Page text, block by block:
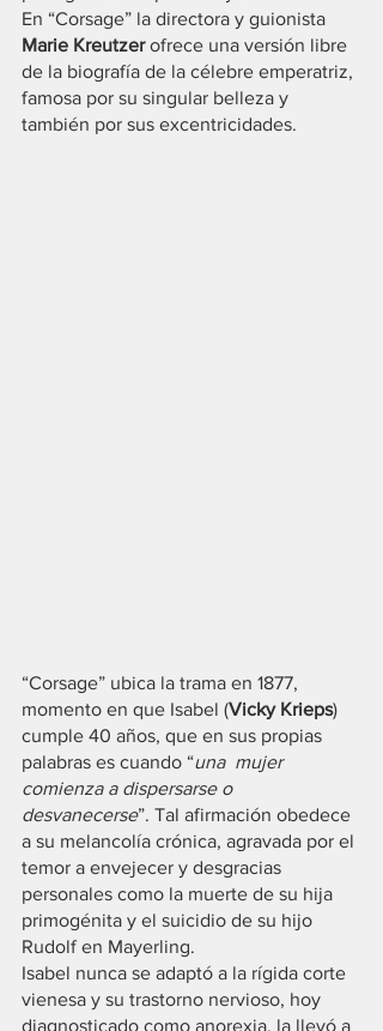
En “Corsage” la directora y guionista
Marie Kreutzer ofrece una versión libre
de la biografía de la célebre emperatriz,
famosa por su singular belleza y
también por sus excentricidades.
“Corsage” ubica la trama en 1877,
momento en que Isabel (Vicky Krieps)
cumple 40 años, que en sus propias
palabras es cuando “una  mujer
comienza a dispersarse o
desvanecerse”. Tal afirmación obedece
a su melancolía crónica, agravada por el
temor a envejecer y desgracias
personales como la muerte de su hija
primogénita y el suicidio de su hijo
Rudolf en Mayerling.
Isabel nunca se adaptó a la rígida corte
vienesa y su trastorno nervioso, hoy
diagnosticado como anorexia, la llevó a